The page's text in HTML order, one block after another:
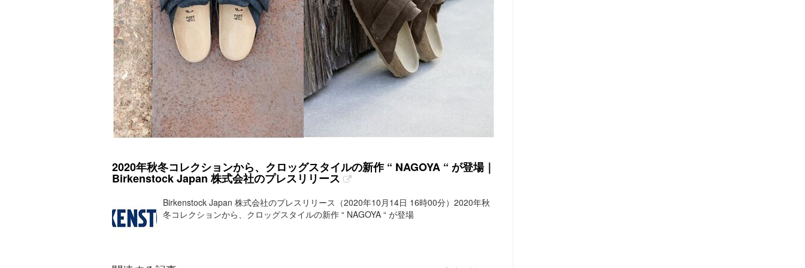
2020年秋冬コレクションから、クロッグスタイルの新作 “ NAGOYA “ が登場｜
Birkenstock Japan 株式会社のプレスリリース
Birkenstock Japan 株式会社のプレスリリース（2020年10月14日 16時00分）2020年秋
冬コレクションから、クロッグスタイルの新作 “ NAGOYA “ が登場